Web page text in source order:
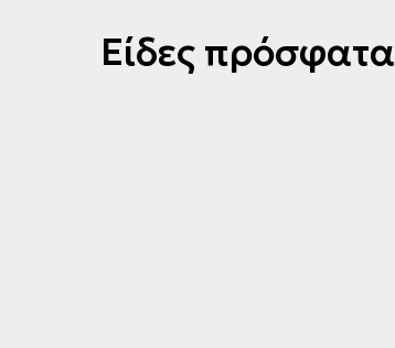
Είδες πρόσφατα